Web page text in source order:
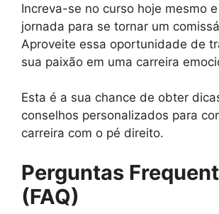
Increva-se no curso hoje mesmo
jornada para se tornar um
Aproveite essa oportunidade de
sua paixão em uma carreira
Esta é a sua chance de obter
conselhos personalizados para
carreira com o pé direito.
Perguntas
(FAQ)